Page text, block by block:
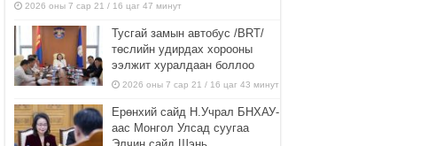
2026 оны 7 сар 21 / 16 цаг 47 минут
Тусгай замын автобус /BRT/
төслийн удирдах хорооны
ээлжит хуралдаан боллоо
2026 оны 7 сар 21 / 16 цаг 43 минут
Ерөнхий сайд Н.Учрал БНХАУ-
аас Монгол Улсад суугаа